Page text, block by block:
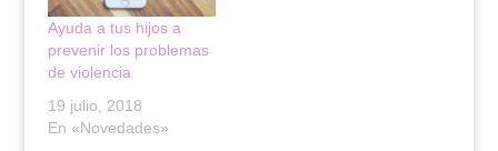
t
a
n
a
n
u
e
v
a
)
n
t
a
n
v
a
Ayuda a tus hijos a
prevenir los problemas
de violencia
19 julio, 2018
En «Novedades»